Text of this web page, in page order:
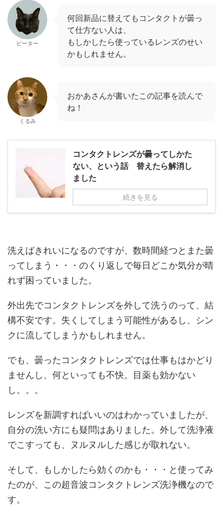
ピーター
何回新品に替えてもコンタクトが曇っ
て仕方ない人は、
もしかしたら使っているレンズのせい
かもしれません。
くるみ
おかあさんが書いたこの記事を読んで
ね！
コンタクトレンズが曇ってしかた
ない、という話 替えたら解消し
ました
続きを見る
洗えばきれいになるのですが、数時間経つとまた曇
ってしまう・・・のくり返しで毎日どこか気分が晴
れず困っていました。
外出先でコンタクトレンズを外して洗うのって、結
構不安です。失くしてしまう可能性があるし、シン
クに流してしまうかもしれません。
でも、曇ったコンタクトレンズでは仕事もはかどり
ませんし、何といっても不快。目薬も効かない
し。。。
レンズを新調すればいいのはわかっていましたが、
自分の洗い方にも疑問はありました。外して洗浄液
でこすっても、ヌルヌルした感じが取れない。
そして、もしかしたら効くのかも・・・と使ってみ
たのが、この超音波コンタクトレンズ洗浄機なので
す。